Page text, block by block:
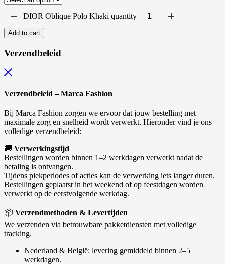
DIOR Oblique Polo Khaki quantity
Add to cart
Verzendbeleid
Verzendbeleid – Marca Fashion
Bij Marca Fashion zorgen we ervoor dat jouw bestelling met
maximale zorg en snelheid wordt verwerkt. Hieronder vind je ons
volledige verzendbeleid:
🚚 Verwerkingstijd
Bestellingen worden binnen 1–2 werkdagen verwerkt nadat de
betaling is ontvangen.
Tijdens piekperiodes of acties kan de verwerking iets langer duren.
Bestellingen geplaatst in het weekend of op feestdagen worden
verwerkt op de eerstvolgende werkdag.
📦 Verzendmethoden & Levertijden
We verzenden via betrouwbare pakketdiensten met volledige
tracking.
Nederland & België: levering gemiddeld binnen 2–5
werkdagen.